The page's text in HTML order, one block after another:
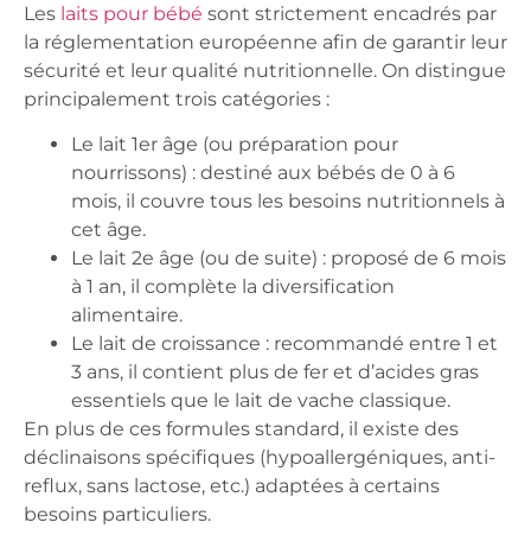
Les laits pour bébé sont strictement encadrés par
la réglementation européenne afin de garantir leur
sécurité et leur qualité nutritionnelle. On distingue
principalement trois catégories :
Le lait 1er âge (ou préparation pour
nourrissons) : destiné aux bébés de 0 à 6
mois, il couvre tous les besoins nutritionnels à
cet âge.
Le lait 2e âge (ou de suite) : proposé de 6 mois
à 1 an, il complète la diversification
alimentaire.
Le lait de croissance : recommandé entre 1 et
3 ans, il contient plus de fer et d’acides gras
essentiels que le lait de vache classique.
En plus de ces formules standard, il existe des
déclinaisons spécifiques (hypoallergéniques, anti-
reflux, sans lactose, etc.) adaptées à certains
besoins particuliers.